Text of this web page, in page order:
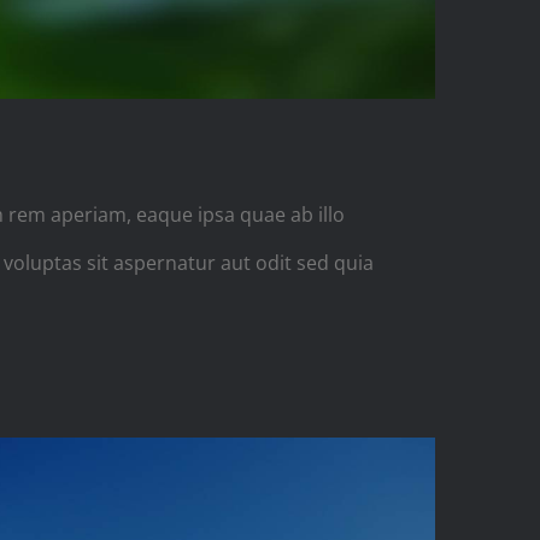
aperiam, eaque ipsa quae ab illo
sit aspernatur aut odit sed quia